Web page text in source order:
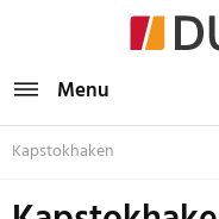
Menu
Kapstokhaken